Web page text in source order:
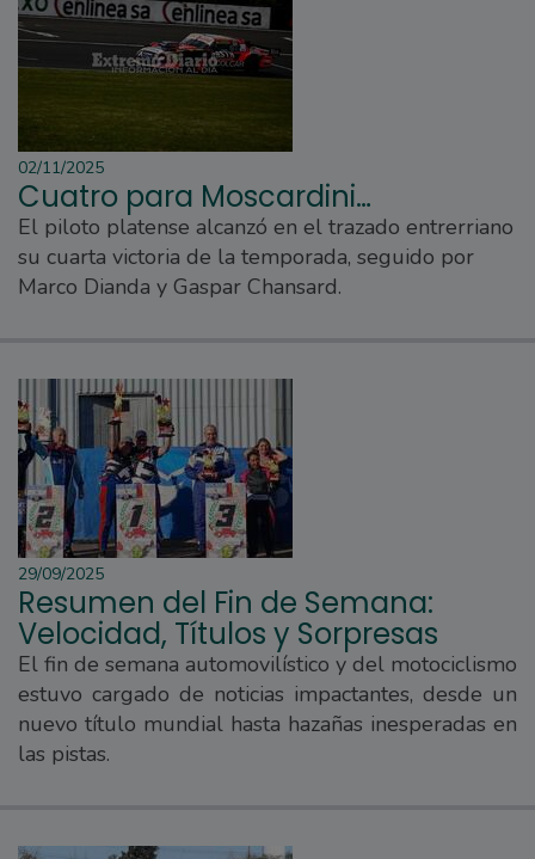
02/11/2025
Cuatro para Moscardini…
El piloto platense alcanzó en el trazado entrerriano
su cuarta victoria de la temporada, seguido por
Marco Dianda y Gaspar Chansard.
29/09/2025
Resumen del Fin de Semana:
Velocidad, Títulos y Sorpresas
El fin de semana automovilístico y del motociclismo
estuvo cargado de noticias impactantes, desde un
nuevo título mundial hasta hazañas inesperadas en
las pistas.